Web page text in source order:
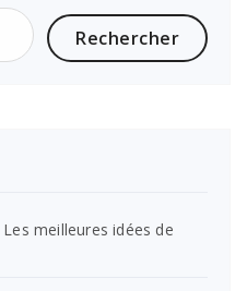
meilleures idées de